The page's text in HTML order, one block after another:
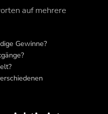
auf mehrere
Gewinne?